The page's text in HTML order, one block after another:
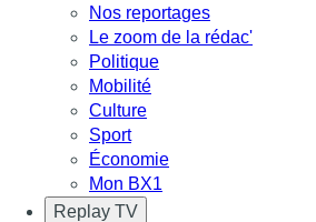
Nos reportages
Le zoom de la rédac'
Politique
Mobilité
Culture
Sport
Économie
Mon BX1
Replay TV